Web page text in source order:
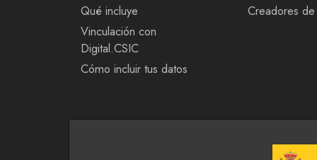
Qué incluye
Vinculación con
Digital.CSIC
Cómo incluir tus datos
Creadores